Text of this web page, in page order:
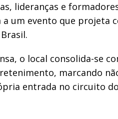
lideranças e
um evento que projeta
o local consolida-se
marcando
entrada no circuito